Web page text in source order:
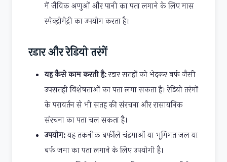
में जैविक अणुओं और पानी का पता लगाने के लिए मास
स्पेक्ट्रोमेट्री का उपयोग करता है।
रडार और रेडियो तरंगें
यह कैसे काम करती है:रडार सतहों को भेदकर बर्फ जैसी
उपसतही विशेषताओं का पता लगा सकता है। रेडियो तरंगों
के परावर्तन से भी सतह की संरचना और रासायनिक
संरचना का पता चल सकता है।
उपयोग:यह तकनीक बर्फीले चंद्रमाओं या भूमिगत जल या
बर्फ जमा का पता लगाने के लिए उपयोगी है।